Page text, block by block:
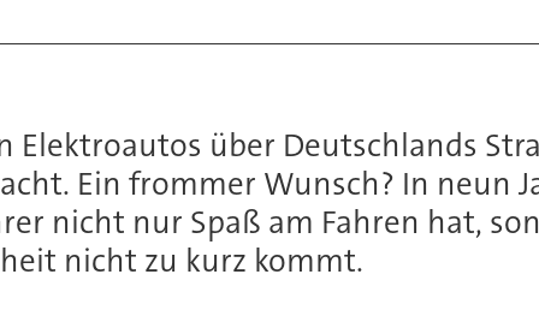
Elektroautos über Deutschlands
Ein frommer Wunsch? In neun
nicht nur Spaß am Fahren hat,
nicht zu kurz kommt.